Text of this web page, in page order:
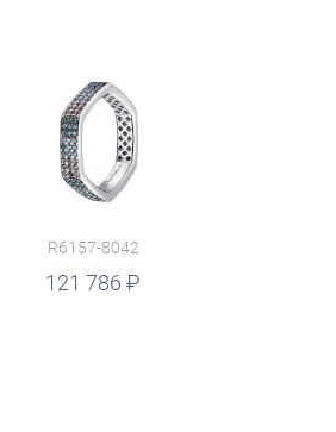
R6157-8042
121 786